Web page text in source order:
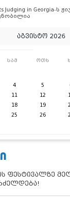
Judging in Georgia-ს
აგვისტო 2026
სამ ოთხ
4 5
11 12
18 19
25 26
ფესტივალზე